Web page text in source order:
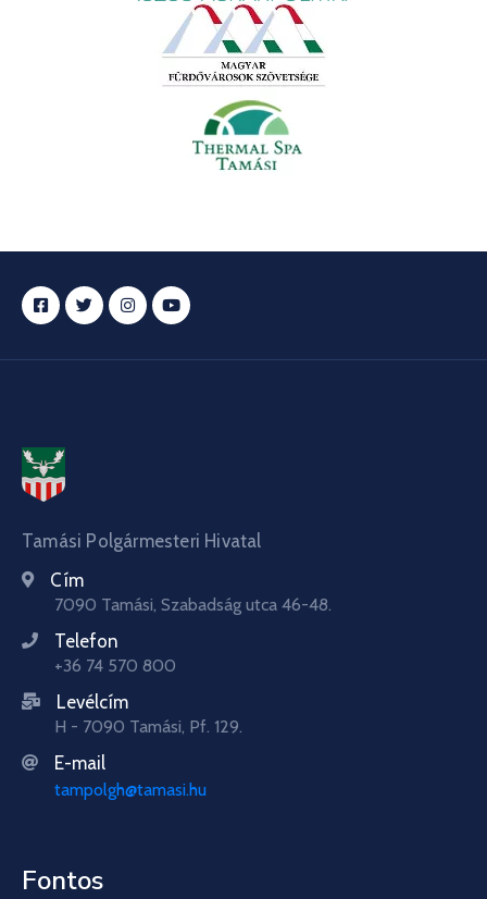
Tamási Polgármesteri Hivatal
Cím
7090 Tamási, Szabadság utca 46-48.
Telefon
+36 74 570 800
Levélcím
H - 7090 Tamási, Pf. 129.
E-mail
tampolgh@tamasi.hu
Fontos